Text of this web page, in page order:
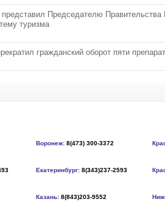
Председателю
туризма
гражданский оборот пяти
Воронеж: 8(473) 300-3372
Екатеринбург: 8(343)237-2593
Казань: 8(843)203-9552